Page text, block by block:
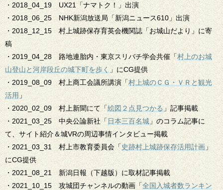
・2018_04_19 UX21「ナマトク！」出演
・2018_06_25 NHK新潟放送局「新潟ニュース610」出演
・2018_12_15 村上城跡保存育英会機関誌「お城山だより」に寄
稿
・2019_04_28 路地連胎内・東京スリバチ学会共催「村上のお城
山登山と河岸段丘の城下町を歩く
」にCG提供
・2019_08_09 村上商工会議所講演「村上城のＣＧ・ＶＲと観光
活用 」
・2020_02_09 村上新聞にて「絵図２点見つかる 」記事掲載
・2021_03_25 中央公論新社「 日本三百名城 」のコラム記事に
て、サイト紹介＆城VRの周辺事情インタビュー掲載
・2021_03_31 村上市教育委員会「史跡村上城跡保存活用計画 」
にCG提供
・2021_08_21 新潟日報（下越版）に取材記事掲載
・2021_10_15 攻城団チャンネルの動画「全国入城者数ランキン